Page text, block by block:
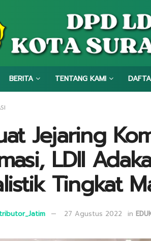
BERITA TENTANG KAMI
Jejaring
LDII
Tingkat
27 Agustus 2022 in